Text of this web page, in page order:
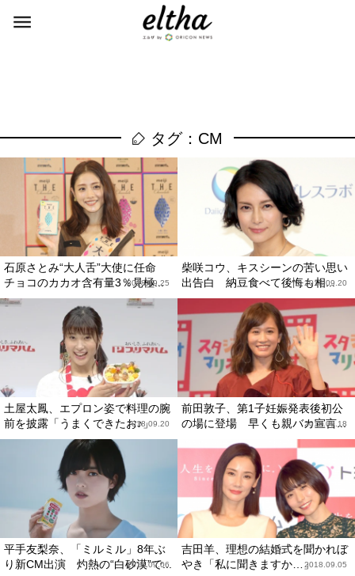
タグ：CM
石原さとみ“大人舌”大使に任命
チョコのカカオ含有量3％見極...
2018.09.25
柴咲コウ、キスシーンの苦い思い
出告白 納豆食べて後悔も相...
2018.09.20
土屋太鳳、エプロン姿で料理の腕
前を披露「うまくできたお♪」
2018.09.20
前田敦子、第1子妊娠発表後初公
の場に登場 早くも親バカ宣言...
2018.09.18
平手友梨奈、「ミルミル」8年ぶ
り新CM出演 灼熱の“白砂漠”で...
2018.09.06
吉田羊、理想の結婚式を聞かれぼ
やき「私に聞きますか…」2018.09.05